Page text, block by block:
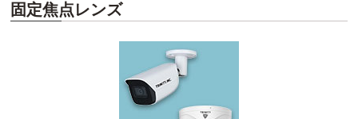
固定焦点レンズ